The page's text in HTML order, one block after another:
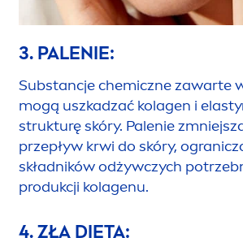
3. PALENIE:
Substancje chemiczne zawarte
mogą uszkadzać kolagen i
strukturę skóry. Palenie
przepływ krwi do skóry,
składników odżywczych
produkcji kolagenu.
4. ZŁA DIETA: